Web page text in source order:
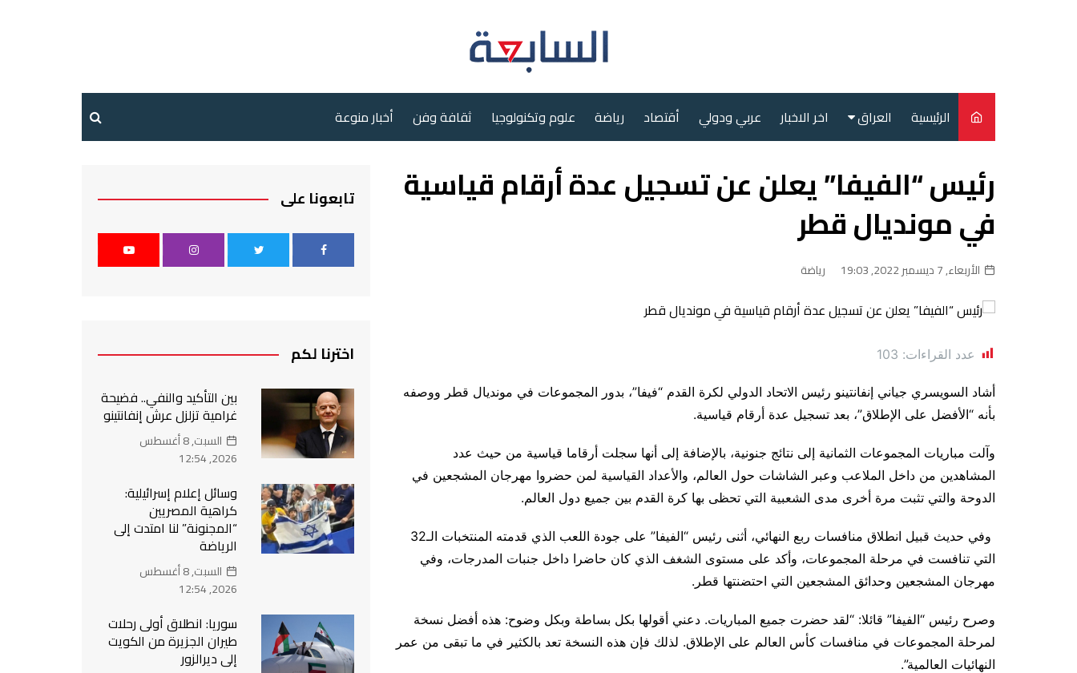
الرئيسية العراق
سياسة
محليات
اخر الاخبار عربي ودولي أقتصاد رياضة علوم وتكنولوجيا ثقافة وفن أخبار منوعة
رئيس “الفيفا” يعلن عن تسجيل عدة أرقام قياسية
في مونديال قطر
الأربعاء, 7 ديسمبر 2022, 19:03 رياضة
عدد القراءات: 103
أشاد السويسري جياني إنفانتينو رئيس الاتحاد الدولي لكرة القدم “فيفا”، بدور المجموعات في مونديال قطر ووصفه
بأنه “الأفضل على الإطلاق”، بعد تسجيل عدة أرقام قياسية.
وآلت مباريات المجموعات الثمانية إلى نتائج جنونية، بالإضافة إلى أنها سجلت أرقاما قياسية من حيث عدد
المشاهدين من داخل الملاعب وعبر الشاشات حول العالم، والأعداد القياسية لمن حضروا مهرجان المشجعين في
الدوحة والتي تثبت مرة أخرى مدى الشعبية التي تحظى بها كرة القدم بين جميع دول العالم.
وفي حديث قبيل انطلاق منافسات ربع النهائي، أثنى رئيس “الفيفا” على جودة اللعب الذي قدمته المنتخبات الـ32
التي تنافست في مرحلة المجموعات، وأكد على مستوى الشغف الذي كان حاضرا داخل جنبات المدرجات، وفي
مهرجان المشجعين وحدائق المشجعين التي احتضنتها قطر.
وصرح رئيس “الفيفا” قائلا: “لقد حضرت جميع المباريات. دعني أقولها بكل بساطة وبكل وضوح: هذه أفضل نسخة
لمرحلة المجموعات في منافسات كأس العالم على الإطلاق. لذلك فإن هذه النسخة تعد بالكثير في ما تبقى من عمر
النهائيات العالمية”.
تابعونا على
اخترنا لكم
بين التأكيد والنفي.. فضيحة
غرامية تزلزل عرش إنفانتينو
السبت, 8 أغسطس
2026, 12:54
وسائل إعلام إسرائيلية:
كراهية المصريين
“المجنونة” لنا امتدت إلى
الرياضة
السبت, 8 أغسطس
2026, 12:54
سوريا: انطلاق أولى رحلات
طيران الجزيرة من الكويت
إلى ديرالزور